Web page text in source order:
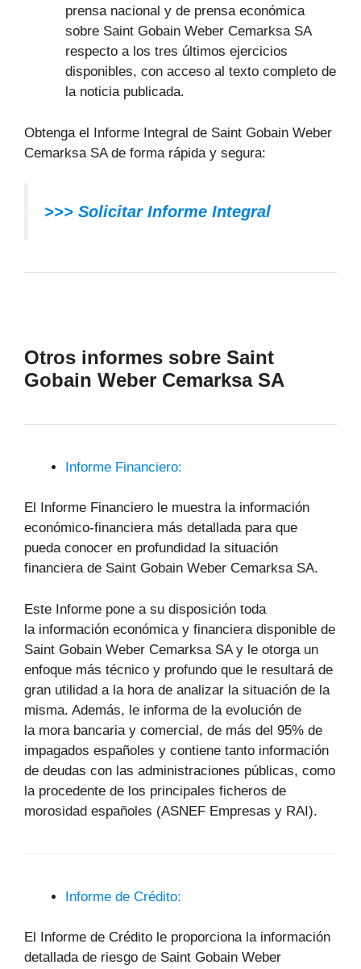
prensa nacional y de prensa económica
sobre Saint Gobain Weber Cemarksa SA
respecto a los tres últimos ejercicios
disponibles, con acceso al texto completo de
la noticia publicada.
Obtenga el Informe Integral de Saint Gobain Weber
Cemarksa SA de forma rápida y segura:
>>> Solicitar Informe Integral
Otros informes sobre Saint
Gobain Weber Cemarksa SA
Informe Financiero:
El Informe Financiero le muestra la información
económico-financiera más detallada para que
pueda conocer en profundidad la situación
financiera de Saint Gobain Weber Cemarksa SA.
Este Informe pone a su disposición toda
la información económica y financiera disponible de
Saint Gobain Weber Cemarksa SA y le otorga un
enfoque más técnico y profundo que le resultará de
gran utilidad a la hora de analizar la situación de la
misma. Además, le informa de la evolución de
la mora bancaria y comercial, de más del 95% de
impagados españoles y contiene tanto información
de deudas con las administraciones públicas, como
la procedente de los principales ficheros de
morosidad españoles (ASNEF Empresas y RAI).
Informe de Crédito:
El Informe de Crédito le proporciona la información
detallada de riesgo de Saint Gobain Weber